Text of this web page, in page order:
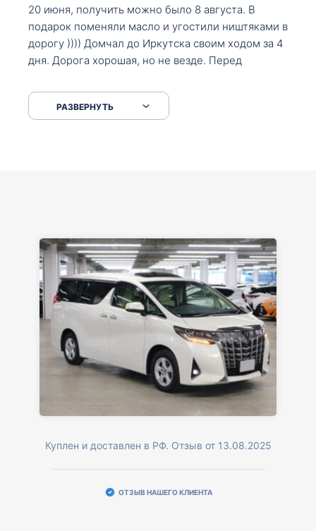
20 июня, получить можно было 8 августа. В
подарок поменяли масло и угостили ништяками в
дорогу )))) Домчал до Иркутска своим ходом за 4
дня. Дорога хорошая, но не везде. Перед
серпантинах по пути следования.
РАЗВЕРНУТЬ
Куплен и доставлен в РФ. Отзыв от 13.08.2025
ОТЗЫВ НАШЕГО КЛИЕНТА